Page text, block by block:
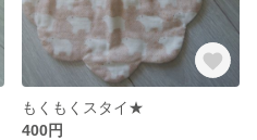
もくもくスタイ★
400円